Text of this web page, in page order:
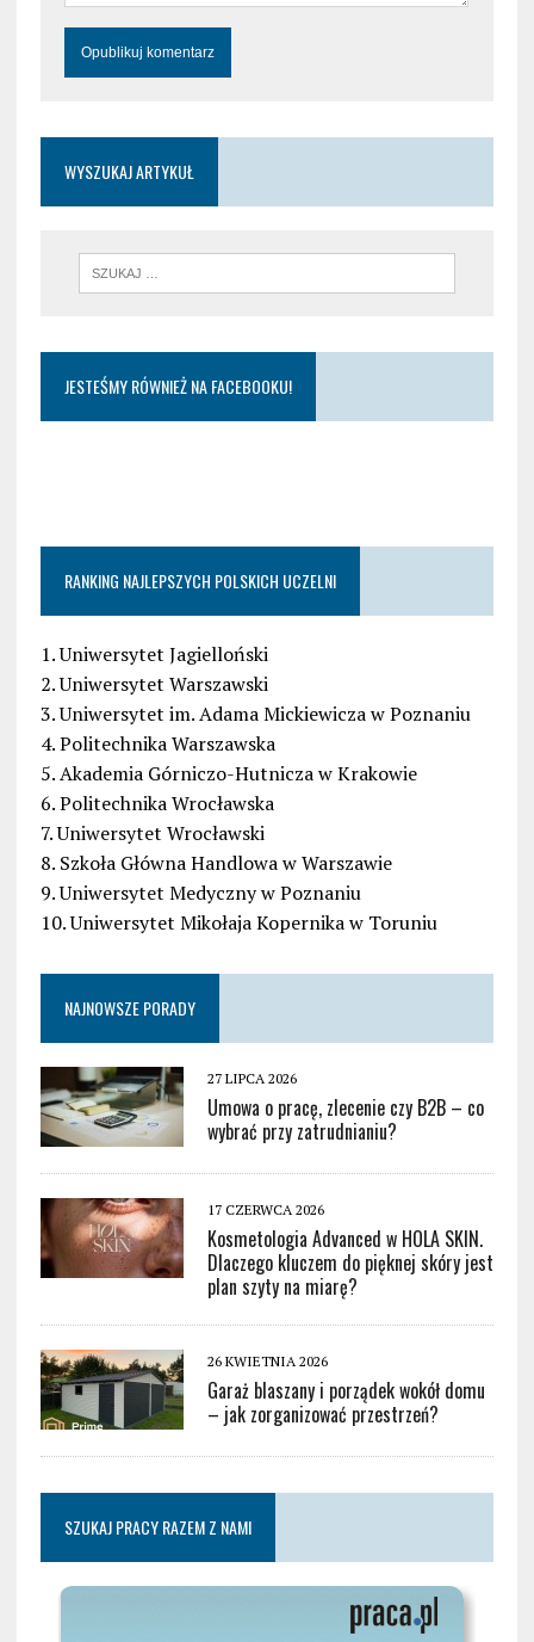
WYSZUKAJ ARTYKUŁ
JESTEŚMY RÓWNIEŻ NA FACEBOOKU!
RANKING NAJLEPSZYCH POLSKICH UCZELNI
1. Uniwersytet Jagielloński
2. Uniwersytet Warszawski
3. Uniwersytet im. Adama Mickiewicza w Poznaniu
4. Politechnika Warszawska
5. Akademia Górniczo-Hutnicza w Krakowie
6. Politechnika Wrocławska
7. Uniwersytet Wrocławski
8. Szkoła Główna Handlowa w Warszawie
9. Uniwersytet Medyczny w Poznaniu
10. Uniwersytet Mikołaja Kopernika w Toruniu
NAJNOWSZE PORADY
27 LIPCA 2026
Umowa o pracę, zlecenie czy B2B – co
wybrać przy zatrudnianiu?
17 CZERWCA 2026
Kosmetologia Advanced w HOLA SKIN.
Dlaczego kluczem do pięknej skóry jest
plan szyty na miarę?
26 KWIETNIA 2026
Garaż blaszany i porządek wokół domu
– jak zorganizować przestrzeń?
SZUKAJ PRACY RAZEM Z NAMI